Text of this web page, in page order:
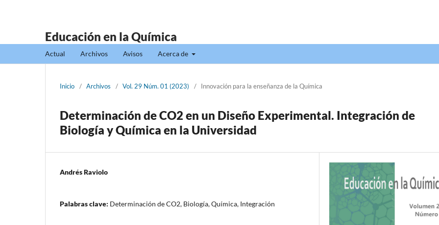
Educación en la Química
Actual Archivos Avisos Acerca de
Inicio / Archivos / Vol. 29 Núm. 01 (2023) / Innovación para la enseñanza de la Química
Determinación de CO2 en un Diseño Experimental. Integración de
Biología y Química en la Universidad
Andrés Raviolo
Palabras clave: Determinación de CO2, Biología, Química, Integración